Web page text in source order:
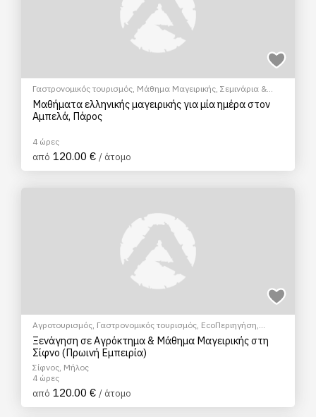
Γαστρονομικός τουρισμός, Μάθημα Μαγειρικής, Σεμινάρια &
Μαθήματα
Μαθήματα ελληνικής μαγειρικής για μία ημέρα στον
Αμπελά, Πάρος
4 ώρες
από 120.00 € / άτομο
Αγροτουρισμός, Γαστρονομικός τουρισμός, EcoΠεριηγήση,
Μάθημα Μαγειρικής
, Σεμινάρια & Μαθήματα
Ξενάγηση σε Αγρόκτημα & Μάθημα Μαγειρικής στη
Σίφνο (Πρωινή Εμπειρία)
Σίφνος, Μήλος
4 ώρες
από 120.00 € / άτομο